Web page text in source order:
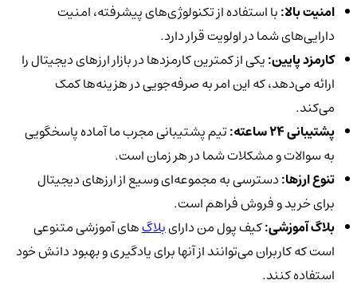
امنیت بالا:با استفاده از تکنولوژی‌های پیشرفته، امنیت
دارایی‌های شما در اولویت قرار دارد.
کارمزد پایین:یکی از کمترین کارمزدها در بازار ارزهای دیجیتال را
ارائه می‌دهد، که این امر به صرفه‌جویی در هزینه‌ها کمک
می‌کند.
پشتیبانی 24 ساعته:
تیم پشتیبانی مجرب ما آماده پاسخگویی
به سوالات و مشکلات شما در هر زمان است.
تنوع ارزها:دسترسی به مجموعه‌ای وسیع از ارزهای دیجیتال
برای خرید و فروش فراهم است.
بلاگ آموزشی:کیف پول من دارایبلاگ‌های آموزشی متنوعی
است که کاربران می‌توانند از آنها برای یادگیری و بهبود دانش خود
استفاده کنند.